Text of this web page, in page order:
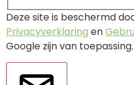
Deze site is beschermd
Privacyverklaring en
Google zijn van toepassing.